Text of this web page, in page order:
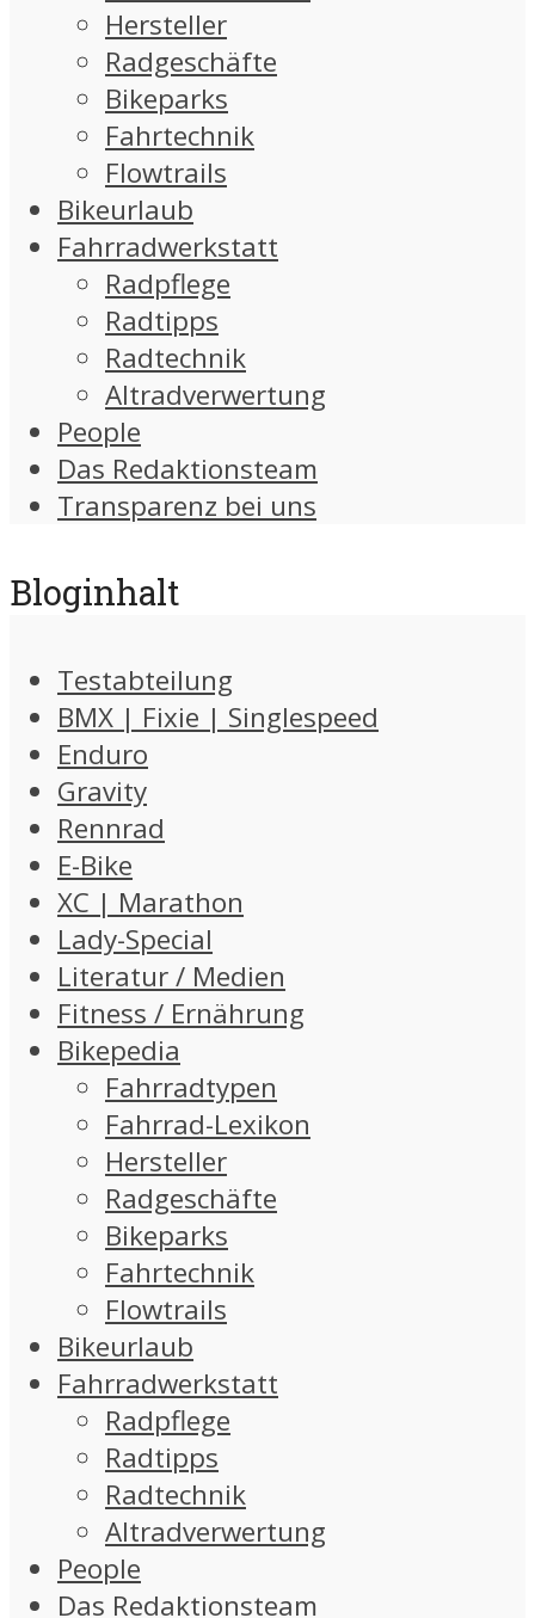
Hersteller
Radgeschäfte
Bikeparks
Fahrtechnik
Flowtrails
Bikeurlaub
Fahrradwerkstatt
Radpflege
Radtipps
Radtechnik
Altradverwertung
People
Das Redaktionsteam
Transparenz bei uns
Bloginhalt
Testabteilung
BMX | Fixie | Singlespeed
Enduro
Gravity
Rennrad
E-Bike
XC | Marathon
Lady-Special
Literatur / Medien
Fitness / Ernährung
Bikepedia
Fahrradtypen
Fahrrad-Lexikon
Hersteller
Radgeschäfte
Bikeparks
Fahrtechnik
Flowtrails
Bikeurlaub
Fahrradwerkstatt
Radpflege
Radtipps
Radtechnik
Altradverwertung
People
Das Redaktionsteam